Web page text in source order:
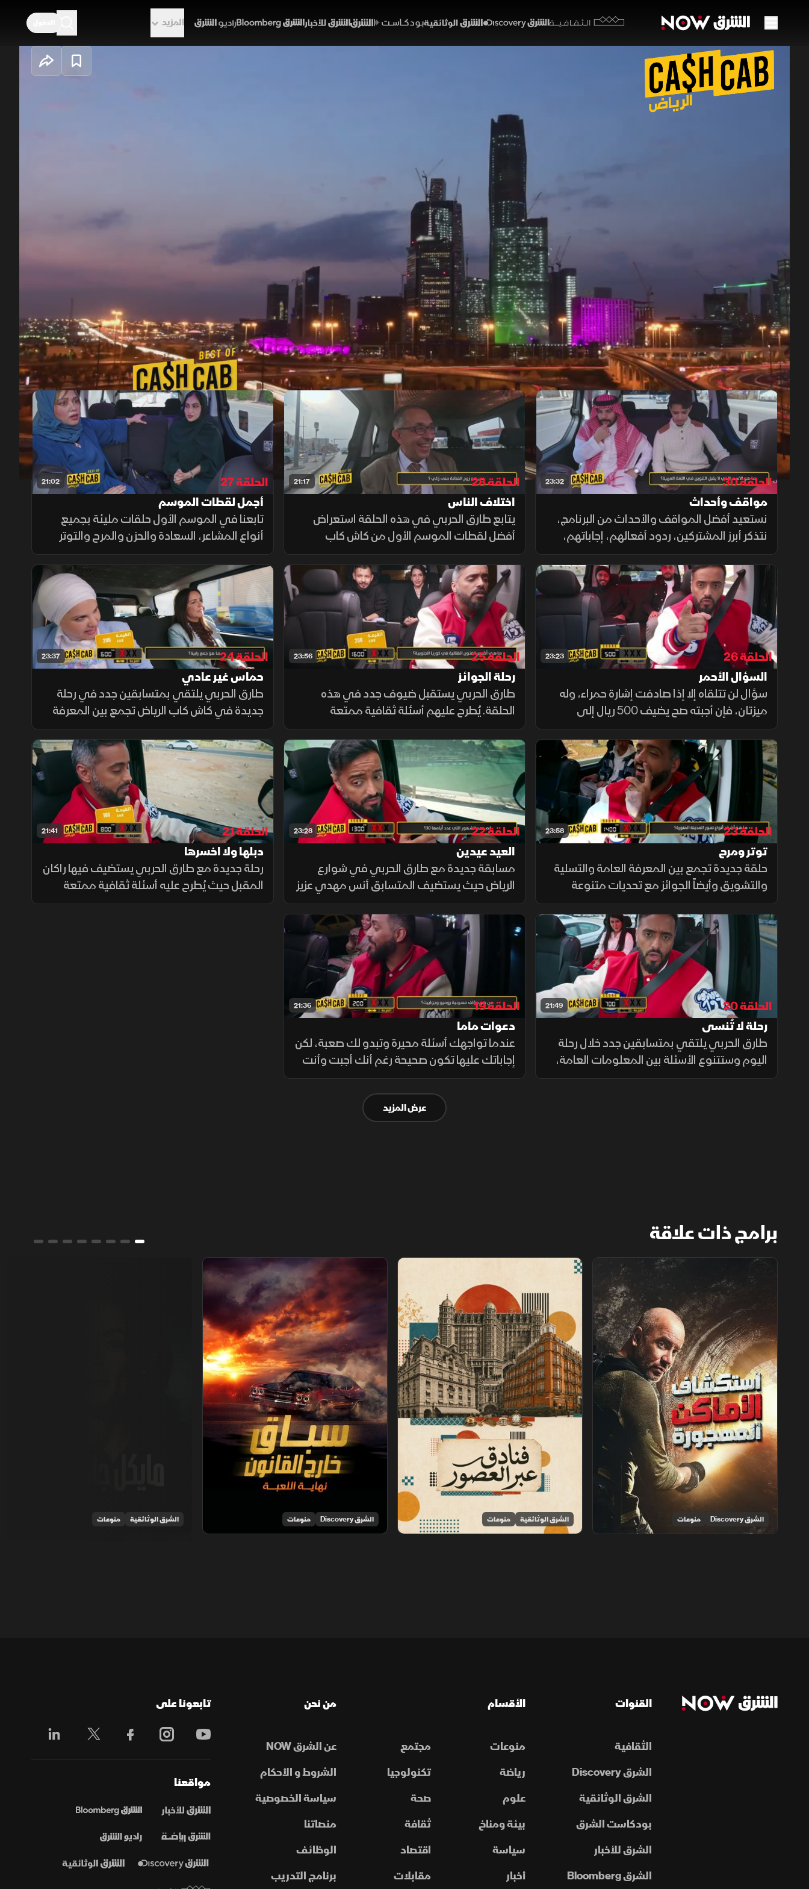
الثقافية
المزيد
00:11/ 1x auto
رحلة اليوم من كاش كاب الرياض ستعيد لنا أروع اللحظات والأحداث التي شهدناها في البرنامج، نستحضر
مواقف المشتركين البارزين ووردود فعلهم المميزة، وإجاباتهم الذكية، كما نتذكر لحظات الصدمة التي فاجأتنا،
ونشعر مجدداً بالتوتر والندم مع كل لحظة من الخسارة.
الشرق أوريجينال ديسكفري
حلقات البرنامج
23:32
الحلقة 30
مواقف وأحداث
نستعيد أفضل المواقف والأحداث من البرنامج،
نتذكر أبرز المشتركين، ردود أفعالهم، إجاباتهم،
ثقافتهم وطباعهم، لحظات الصدمة والفرح.
21:17
الحلقة 28
اختلاف الناس
يتابع طارق الحربي في هذه الحلقة استعراض
أفضل لقطات الموسم الأول من كاش كاب
الرياض، ويركز على الاختلاف والتباين بين
المشاركين في البرنامج.
21:02
الحلقة 27
أجمل لقطات الموسم
تابعنا في الموسم الأول حلقات مليئة بجميع
أنواع المشاعر، السعادة والحزن والمرح والتوتر
والحماس. وفي هذه الحلقة نستعرض أجمل
لقطات الموسم.
23:23
الحلقة 26
السؤال الأحمر
سؤال لن تتلقاه إلا إذا صادفت إشارة حمراء، وله
ميزتان، فإن أجبته صح يضيف 500 ريال إلى
رصيدك، وإن أجبته خطأ لا يُحسب عليك ضمن
الأخطاء التي تقصيك من المسابقة.
23:56
الحلقة 25
رحلة الجوائز
طارق الحربي يستقبل ضيوف جدد في هذه
الحلقة. يُطرح عليهم أسئلة ثقافية ممتعة
ومتنوعة خلال الرحلة التي تمتد على مسافة 14
كيلومترًا
23:37
الحلقة 24
حماس غير عادي
طارق الحربي يلتقي بمتسابقين جدد في رحلة
جديدة في كاش كاب الرياض تجمع بين المعرفة
العامة والتسلية والتشويق في نفس الوقت
23:58
الحلقة 23
توتر ومرح
حلقة جديدة تجمع بين المعرفة العامة والتسلية
والتشويق وأيضاً الجوائز مع تحديات متنوعة
تتنوع بين الأسئلة السريعة والألغاز المثيرة
23:28
الحلقة 22
العيد عيدين
مسابقة جديدة مع طارق الحربي في شوارع
الرياض حيث يستضيف المتسابق أنس مهدي عزيز
وهو بطريقه لحي الربوة.
21:41
الحلقة 21
دبلها ولا اخسرها
رحلة جديدة مع طارق الحربي يستضيف فيها راكان
المقبل حيث يُطرح عليه أسئلة ثقافية ممتعة
ومتعددة خلال مدة الرحلة.
21:49
الحلقة 20
رحلة لا تُنسى
طارق الحربي يلتقي بمتسابقين جدد خلال رحلة
اليوم وستتنوع الأسئلة بين المعلومات العامة،
والألغاز، والأسئلة الثقافية، لتضمن تجربة ترفيهية
21:36
الحلقة 19
دعوات ماما
عندما تواجهك أسئلة محيرة وتبدو لك صعبة، لكن
إجاباتك عليها تكون صحيحة رغم أنك أجبت وأنت
غير متأكد، فاعلم أن هناك سر وراء ذلك.
عرض المزيد
برامج ذات علاقة
استكشاف الأماكن المهجورة
الشرق Discovery منوعات
فنادق عبر العصور
الشرق الوثائقية منوعات
سباق خارج القانون.. نهاية اللعبة
الشرق Discovery منوعات الشرق الوثائقية منوعات
القنوات
الثقافية
الشرق Discovery
الشرق الوثائقية
بودكاست الشرق
الشرق للأخبار
الشرق Bloomberg
الأقسام
منوعات
مجتمع
رياضة
تكنولوجيا
علوم
صحة
بيئة ومناخ
ثقافة
سياسة
اقتصاد
أخبار
مقابلات
من نحن
عن الشرق NOW
الشروط و الأحكام
سياسة الخصوصية
منصاتنا
الوظائف
برنامج التدريب
تابعونا على
مواقعنا